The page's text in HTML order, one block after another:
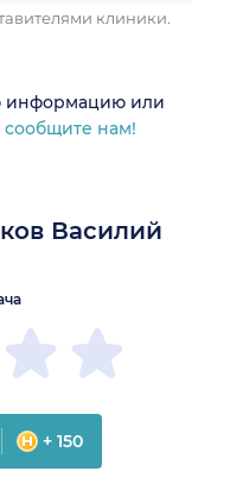
клиники.
информацию или
сообщите нам!
Василий
+ 150